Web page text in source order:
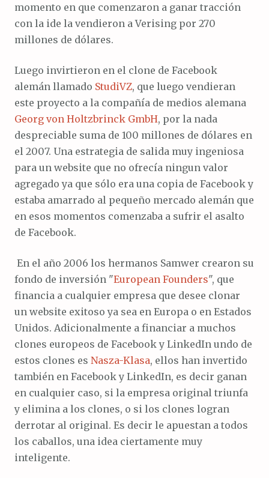
momento en que comenzaron a ganar tracción
con la ide la vendieron a Verising por 270
millones de dólares.
Luego invirtieron en el clone de Facebook
alemán llamado StudiVZ, que luego vendieran
este proyecto a la compañía de medios alemana
Georg von Holtzbrinck GmbH, por la nada
despreciable suma de 100 millones de dólares en
el 2007. Una estrategia de salida muy ingeniosa
para un website que no ofrecía ningun valor
agregado ya que sólo era una copia de Facebook y
estaba amarrado al pequeño mercado alemán que
en esos momentos comenzaba a sufrir el asalto
de Facebook.
En el año 2006 los hermanos Samwer crearon su
fondo de inversión "European Founders", que
financia a cualquier empresa que desee clonar
un website exitoso ya sea en Europa o en Estados
Unidos. Adicionalmente a financiar a muchos
clones europeos de Facebook y LinkedIn undo de
estos clones es Nasza-Klasa, ellos han invertido
también en Facebook y LinkedIn, es decir ganan
en cualquier caso, si la empresa original triunfa
y elimina a los clones, o si los clones logran
derrotar al original. Es decir le apuestan a todos
los caballos, una idea ciertamente muy
inteligente.